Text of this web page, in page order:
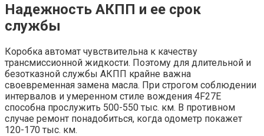
Надежность АКПП и ее срок
службы
Коробка автомат чувствительна к качеству
трансмиссионной жидкости. Поэтому для длительной и
безотказной службы АКПП крайне важна
своевременная замена масла. При строгом соблюдении
интервалов и умеренном стиле вождения 4F27E
способна прослужить 500-550 тыс. км. В противном
случае ремонт понадобиться, когда одометр покажет
120-170 тыс. км.